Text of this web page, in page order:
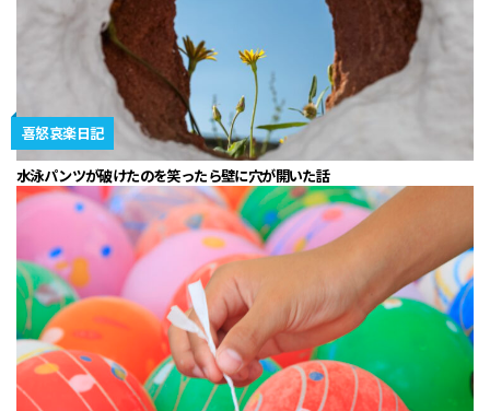
喜怒哀楽日記
水泳パンツが破けたのを笑ったら壁に穴が開いた話